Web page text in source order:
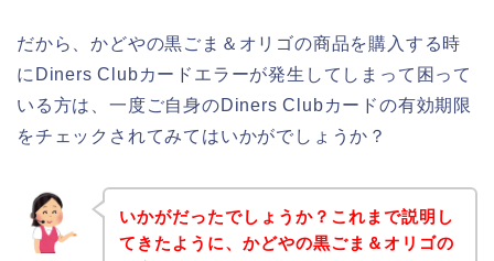
だから、かどやの黒ごま＆オリゴの商品を購入する時
にDiners Clubカードエラーが発生してしまって困って
いる方は、一度ご自身のDiners Clubカードの有効期限
をチェックされてみてはいかがでしょうか？
いかがだったでしょうか？これまで説明し
てきたように、かどやの黒ごま＆オリゴの